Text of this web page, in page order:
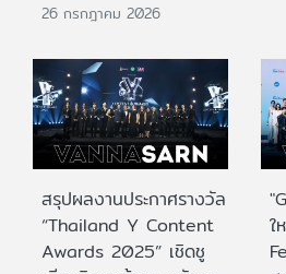
26 กรกฎาคม 2026
สรุปผลงานประกาศรางวัล
“Thailand Y Content
Awards 2025” เชิดชู
ใ